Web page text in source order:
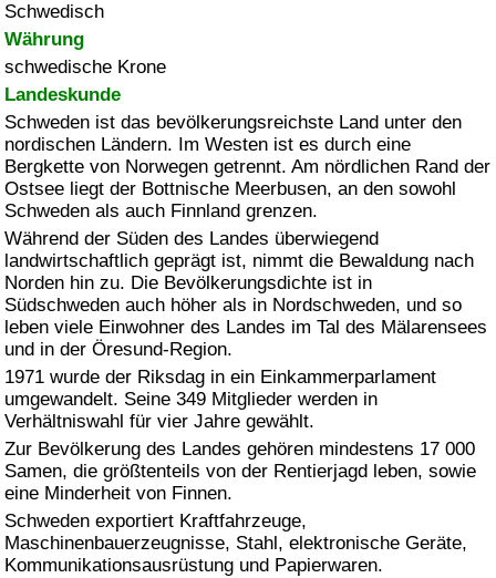
Schwedisch
Währung
schwedische Krone
Landeskunde
Schweden ist das bevölkerungsreichste Land unter den
nordischen Ländern. Im Westen ist es durch eine
Bergkette von Norwegen getrennt. Am nördlichen Rand der
Ostsee liegt der Bottnische Meerbusen, an den sowohl
Schweden als auch Finnland grenzen.
Während der Süden des Landes überwiegend
landwirtschaftlich geprägt ist, nimmt die Bewaldung nach
Norden hin zu. Die Bevölkerungsdichte ist in
Südschweden auch höher als in Nordschweden, und so
leben viele Einwohner des Landes im Tal des Mälarensees
und in der Öresund-Region.
1971 wurde der Riksdag in ein Einkammerparlament
umgewandelt. Seine 349 Mitglieder werden in
Verhältniswahl für vier Jahre gewählt.
Zur Bevölkerung des Landes gehören mindestens 17 000
Samen, die größtenteils von der Rentierjagd leben, sowie
eine Minderheit von Finnen.
Schweden exportiert Kraftfahrzeuge,
Maschinenbauerzeugnisse, Stahl, elektronische Geräte,
Kommunikationsausrüstung und Papierwaren.